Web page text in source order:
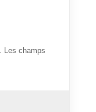
Les champs